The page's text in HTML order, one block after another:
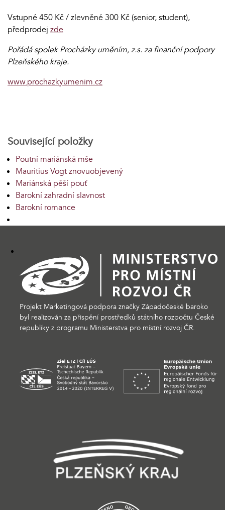
Vstupné 450 Kč / zlevněné 300 Kč (senior, student),
předprodej zde
Pořádá spolek Procházky uměním, z.s. za finanční podpory
Plzeňského kraje.
www.prochazkyumenim.cz
Související položky
Poutní mariánská mše
Mauritius Vogt znovuobjevený
Mariánská pěší pouť
Barokní zahradní slavnost
Barokní romance
Projekt Marketingová podpora značky Západočeské baroko
byl realizován za přispění prostředků státního rozpočtu České
republiky z programu Ministerstva pro místní rozvoj ČR.